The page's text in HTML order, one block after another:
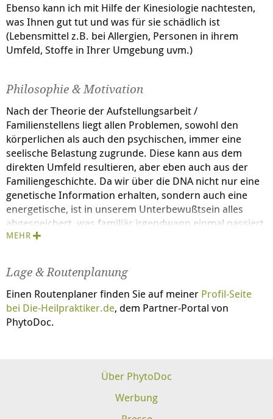
Ebenso kann ich mit Hilfe der Kinesiologie nachtesten,
was Ihnen gut tut und was für sie schädlich ist
(Lebensmittel z.B. bei Allergien, Personen in ihrem
Umfeld, Stoffe in Ihrer Umgebung uvm.)
Philosophie & Motivation
Nach der Theorie der Aufstellungsarbeit /
Familienstellens liegt allen Problemen, sowohl den
körperlichen als auch den psychischen, immer eine
seelische Belastung zugrunde. Diese kann aus dem
direkten Umfeld resultieren, aber eben auch aus der
Familiengeschichte. Da wir über die DNA nicht nur eine
genetische Information erhalten, sondern auch eine
energetische, ist in unserem Unterbewußtsein alles
abgespeichert, was familiär irgendwann einmal passiert
ist - auch wenn wir die betreffenden Personen
familiäres Gewissen verleitet uns unterbewußt immer
wieder dazu, uns mit schweren Schicksal betroffen zu
fühlen und aus einem unbewußten Mitleid heraus, das
Leben vergangener Generationen zu wiederholen. Jeder
von uns kennt das, das ein Verwandter sagt: "Du
manchmal die Schattenseiten einer Person. Meine
Aufgabe ist es, diese negative Kopie solcher Seiten
aufzudecken und abzulösen und Ihnen damit Blockaden
MEHR
Lage & Routenplanung
Einen Routenplaner finden Sie auf meiner Profil-Seite
bei Die-Heilpraktiker.de, dem Partner-Portal von
PhytoDoc.
Über PhytoDoc
Werbung